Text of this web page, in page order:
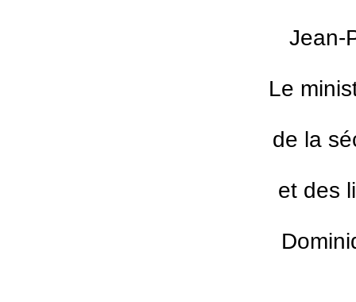
Jean-
Le
de la
et des